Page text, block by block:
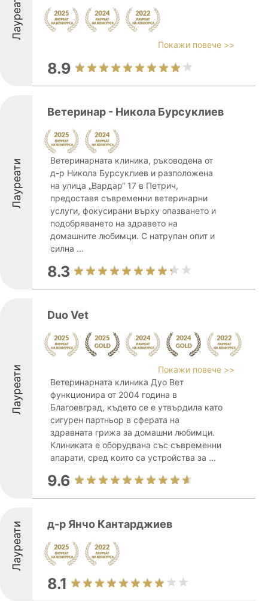
Лауреати
Покажи повече >>
8.9
Лауреати
Ветеринар - Никола Бурсуклиев
Ветеринарната клиника, ръководена от
д-р Никола Бурсуклиев и разположена
на улица „Вардар“ 17 в Петрич,
предоставя съвременни ветеринарни
услуги, фокусирани върху опазването и
подобряването на здравето на
домашните любимци. С натрупан опит и
силна ...
8.3
Лауреати
Duo Vet
Покажи повече >>
Ветеринарната клиника Дуо Вет
функционира от 2004 година в
Благоевград, където се е утвърдила като
сигурен партньор в сферата на
здравната грижа за домашни любимци.
Клиниката е оборудвана със съвременни
апарати, сред които са устройства за ...
9.6
Лауреати д-р Янчо Кантарджиев
8.1